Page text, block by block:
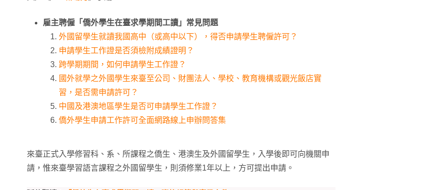
雇主聘僱「僑外學生在臺求學期間工讀」常見問題
外國留學生就讀我國高中（或高中以下），得否申請學生聘僱許可？
申請學生工作證是否須檢附成績證明？
跨學期期間，如何申請學生工作證？
國外就學之外國學生來臺至公司、財團法人、學校、教育機構或觀光飯店實
習，是否需申請許可？
中國及港澳地區學生是否可申請學生工作證？
僑外學生申請工作許可全面網路線上申辦問答集
來臺正式入學修習科、系、所課程之僑生、港澳生及外國留學生，入學後即可向機關申
請，惟來臺學習語言課程之外國留學生，則須修業1年以上，方可提出申請。